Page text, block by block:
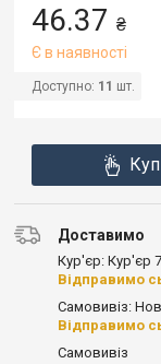
46.37 ₴
Є в наявності
Доступно: 11 шт.
Доставимо
Кур'єр: Кур'єр
Відправимо
Самовивіз:
Відправимо
Самовивіз